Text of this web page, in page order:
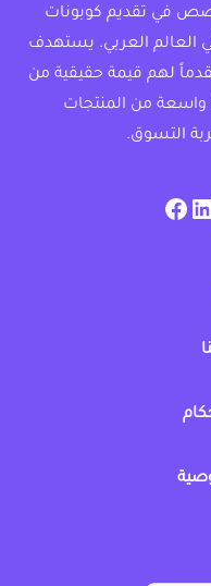
في تقديم كوبونات
العربي. يستهدف
لهم قيمة حقيقية من
واسعة من المنتجات
التسوق.
facebook